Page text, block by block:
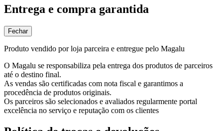
Entrega e compra garantida
Fechar
Produto vendido por loja parceira e entregue pelo Magalu
O Magalu se responsabiliza pela entrega dos produtos de parceiros
até o destino final.
As vendas são certificadas com nota fiscal e garantimos a
procedência de produtos originais.
Os parceiros são selecionados e avaliados regularmente portal
excelência no serviço e reputação com os clientes